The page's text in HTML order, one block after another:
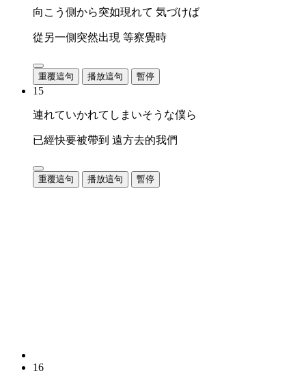
向こう側から突如現れて 気づけば
從另一側突然出現 等察覺時
重覆這句 播放這句 暫停
15
連れていかれてしまいそうな僕ら
已經快要被帶到 遠方去的我們
重覆這句 播放這句 暫停
16